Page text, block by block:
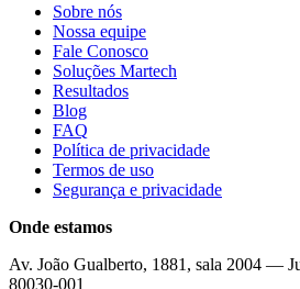
Sobre nós
Nossa equipe
Fale Conosco
Soluções Martech
Resultados
Blog
FAQ
Política de privacidade
Termos de uso
Segurança e privacidade
Onde estamos
Av. João Gualberto, 1881, sala 2004 —
80030-001